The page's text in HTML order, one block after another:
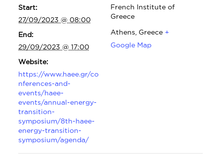
Start:
27/09/2023 @ 08:00
End:
29/09/2023 @ 17:00
Website:
https://www.haee.gr/co
nferences-and-
events/haee-
events/annual-energy-
transition-
symposium/8th-haee-
energy-transition-
symposium/agenda/
French Institute of
Greece
Athens Greece +
Google Map